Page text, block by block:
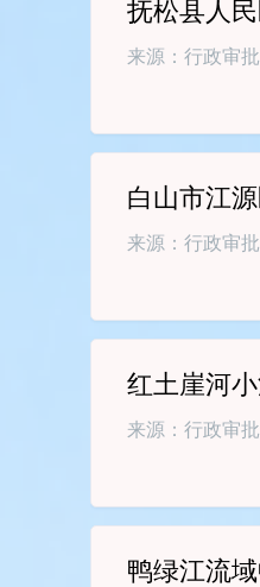
抚松县人
来源：行政审
白山市江
来源：行政审
红土崖河
来源：行政审
鸭绿江流